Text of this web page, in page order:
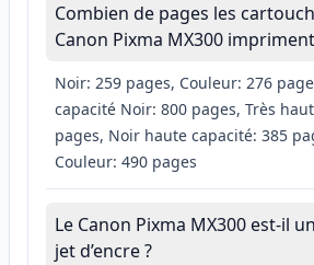
Combien de pages les
Canon Pixma MX300
Noir: 259 pages, Couleur: 276
capacité Noir: 800 pages, Très
pages, Noir haute capacité: 385
Couleur: 490 pages
Le Canon Pixma MX300 est-il
jet d’encre ?